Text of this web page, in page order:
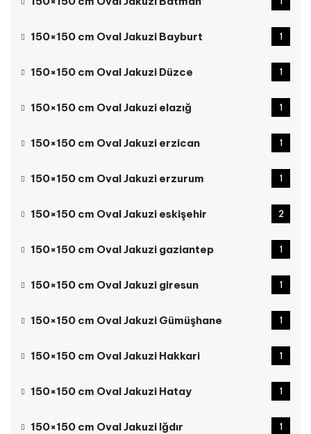
150×150 cm Oval Jakuzi Bayburt 1
150×150 cm Oval Jakuzi Düzce 1
150×150 cm Oval Jakuzi elazığ 1
150×150 cm Oval Jakuzi erzican 1
150×150 cm Oval Jakuzi erzurum 1
150×150 cm Oval Jakuzi eskişehir 2
150×150 cm Oval Jakuzi gaziantep 1
150×150 cm Oval Jakuzi giresun 1
150×150 cm Oval Jakuzi Gümüşhane 1
150×150 cm Oval Jakuzi Hakkari 1
150×150 cm Oval Jakuzi Hatay 1
150×150 cm Oval Jakuzi Iğdır 1